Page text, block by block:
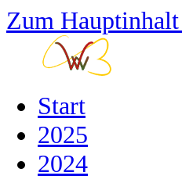
Zum
Start
2025
2024